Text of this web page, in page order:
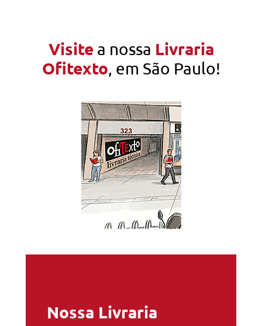
Visite a nossa Livraria
Ofitexto, em São Paulo!
Nossa Livraria